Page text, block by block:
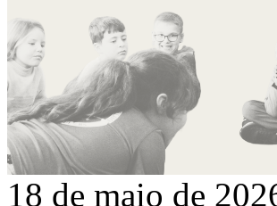
18 de maio de